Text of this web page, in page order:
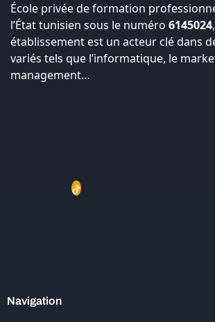
École privée de formation
l’État tunisien sous le numéro 6145024
établissement est un acteur clé dans
variés tels que l’informatique, le
management…
Navigation